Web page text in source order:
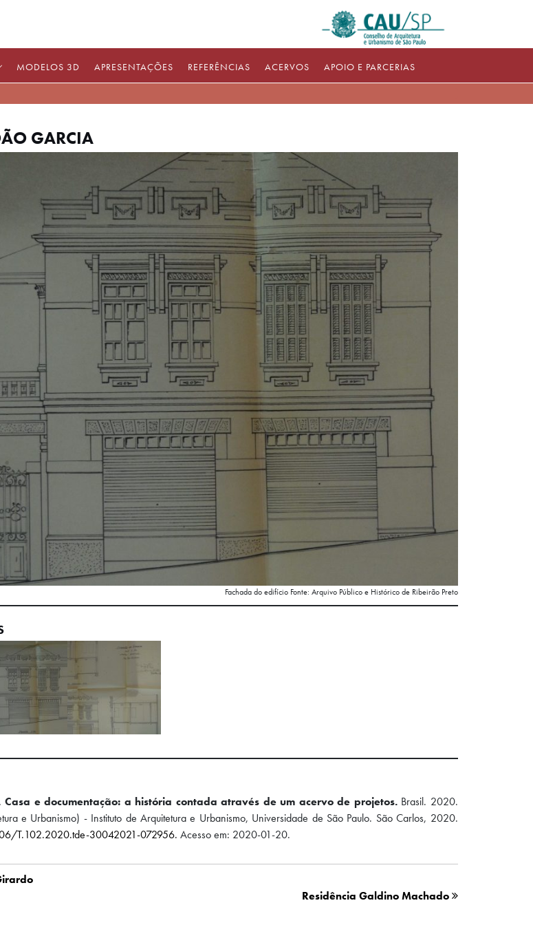
MODELOS 3D APRESENTAÇÕES REFERÊNCIAS ACERVOS APOIO E PARCERIAS
GARCIA
Fachada do edifício Fonte: Arquivo Público e Histórico de Ribeirão Preto
Casa e documentação: a história contada através de um acervo de projetos.Brasil. 2020.
e Urbanismo) - Instituto de Arquitetura e Urbanismo, Universidade de São Paulo. São Carlos, 2020.
T.102.2020.tde-30042021-072956. Acesso em: 2020-01-20.
Residência Galdino Machado